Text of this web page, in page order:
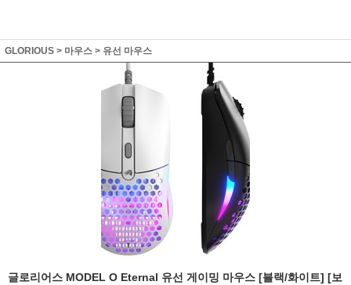
GLORIOUS > 마우스 > 유선 마우스
글로리어스 MODEL O Eternal 유선 게이밍 마우스 [블랙/화이트] [보